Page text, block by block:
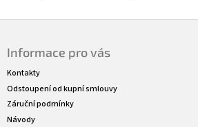
Informace pro vás
Kontakty
Odstoupení od kupní smlouvy
Záruční podmínky
Návody